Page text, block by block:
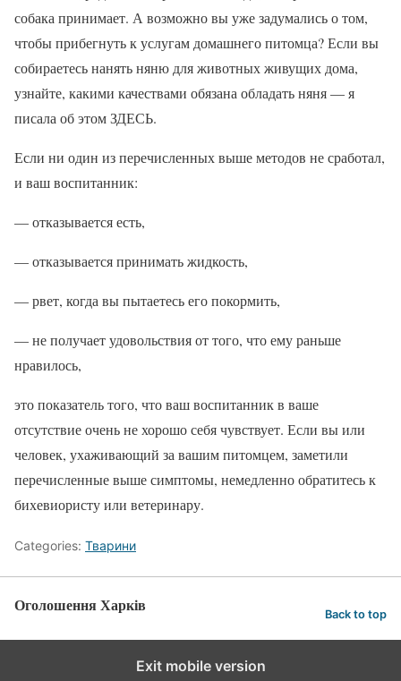
собака принимает. А возможно вы уже задумались о том,
чтобы прибегнуть к услугам домашнего питомца? Если вы
собираетесь нанять няню для животных живущих дома,
узнайте, какими качествами обязана обладать няня — я
писала об этом ЗДЕСЬ.
Если ни один из перечисленных выше методов не сработал,
и ваш воспитанник:
— отказывается есть,
— отказывается принимать жидкость,
— рвет, когда вы пытаетесь его покормить,
— не получает удовольствия от того, что ему раньше
нравилось,
это показатель того, что ваш воспитанник в ваше
отсутствие очень не хорошо себя чувствует. Если вы или
человек, ухаживающий за вашим питомцем, заметили
перечисленные выше симптомы, немедленно обратитесь к
бихевиористу или ветеринару.
Categories: Тварини
Оголошення Харків Back to top
Exit mobile version